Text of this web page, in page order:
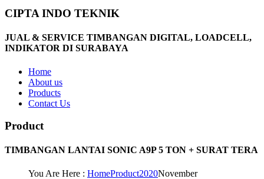
CIPTA INDO TEKNIK
JUAL & SERVICE TIMBANGAN DIGITAL, LOADCELL,
INDIKATOR DI SURABAYA
Home
About us
Products
Contact Us
Product
TIMBANGAN LANTAI SONIC A9P 5 TON + SURAT TERA
You Are Here : HomeProduct2020November